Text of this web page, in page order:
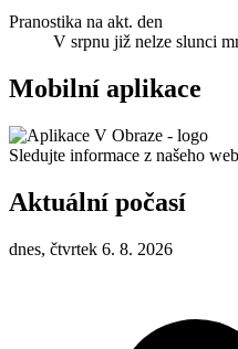
Pranostika na akt. den
V srpnu již nelze slunci
Mobilní aplikace
Sledujte informace z našeho
Aktuální počasí
dnes, čtvrtek 6. 8. 2026